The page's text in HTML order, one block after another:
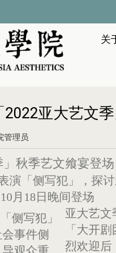
关
2022亚大艺文
管理员
」秋季艺文飨宴登场
演「侧写犯」，探
月18日晚间登场
亚大艺文
「大开
烈欢迎后